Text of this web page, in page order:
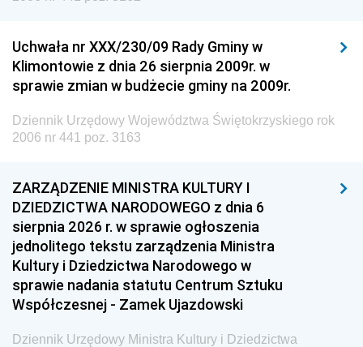
Uchwała nr XXX/230/09 Rady Gminy w
Klimontowie z dnia 26 sierpnia 2009r. w
sprawie zmian w budżecie gminy na 2009r.
Dziennik Urzędowy Województwa Świętokrzyskiego rok
2006 nr 441 poz. 3163
ZARZĄDZENIE MINISTRA KULTURY I
DZIEDZICTWA NARODOWEGO z dnia 6
sierpnia 2026 r. w sprawie ogłoszenia
jednolitego tekstu zarządzenia Ministra
Kultury i Dziedzictwa Narodowego w
sprawie nadania statutu Centrum Sztuku
Współczesnej - Zamek Ujazdowski
Dziennik Urzędowy Ministra Kultury i Dziedzictwa